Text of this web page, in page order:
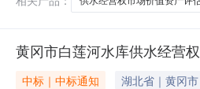
黄冈市白莲河水库供水经营
中标｜中标通知 湖北省｜黄冈